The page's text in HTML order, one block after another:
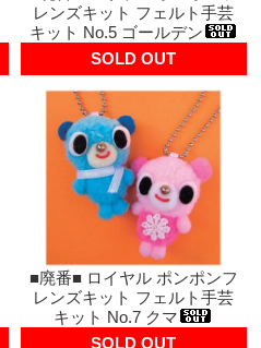
レンズキット フェルト手芸
キット No.5 ゴールデン
SOLD OUT
■廃番■ ロイヤル ポンポンフ
レンズキット フェルト手芸
キット No.7 クマ
SOLD OUT